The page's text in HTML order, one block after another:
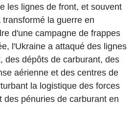
les lignes de front, et souvent
la guerre en
d'une campagne de frappes
l'Ukraine a attaqué des lignes
des dépôts de carburant, des
aérienne et des centres de
la logistique des forces
des pénuries de carburant en